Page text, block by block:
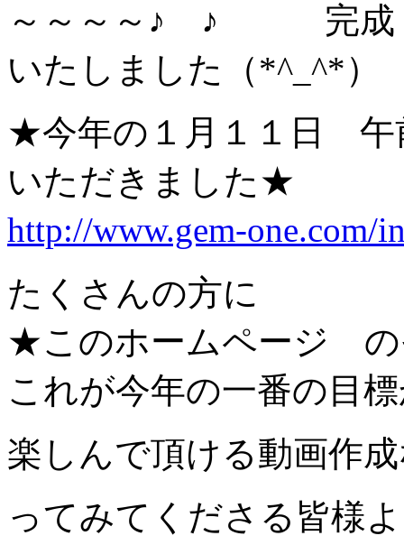
～～～～♪ ♪ 完
いたしました（*^_^*）
★今年の１月１１日 午
いただきました★
http://www.gem-one.com/
たくさんの方に
★このホームページ の
これが今年の一番の目
楽しんで頂ける動画作
ってみてくださる皆様